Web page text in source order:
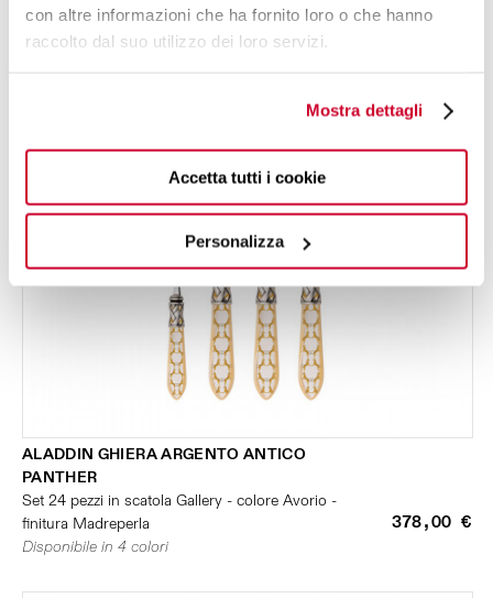
con altre informazioni che ha fornito loro o che hanno
raccolto dal suo utilizzo dei loro servizi.
Mostra dettagli
Accetta tutti i cookie
Personalizza
24 PEZZI PER 6 PERSONE
ALADDIN GHIERA ARGENTO ANTICO
PANTHER
Set 24 pezzi in scatola Gallery - colore Avorio -
finitura Madreperla
378,00 €
Disponibile in 4 colori